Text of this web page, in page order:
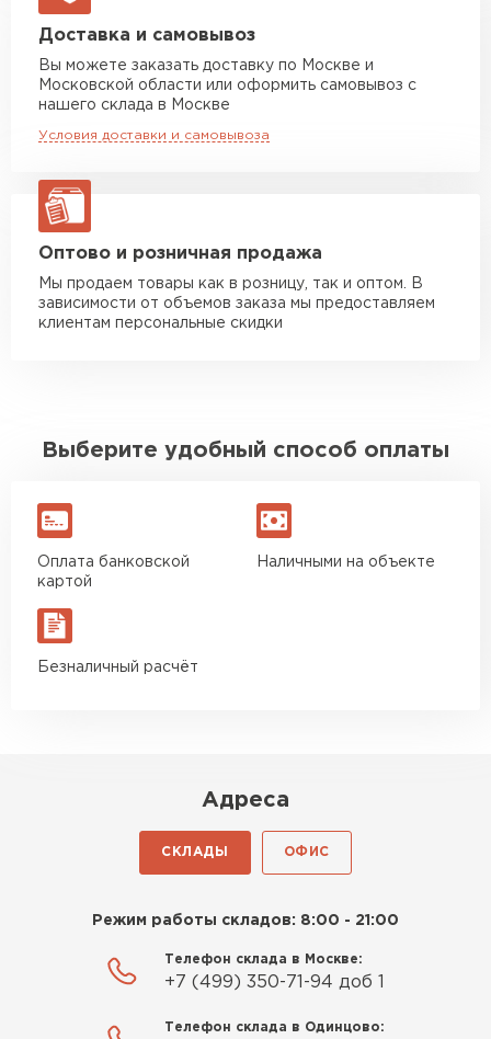
Машина до 20 тн до 80 м3
Манипулятор до 5 тн
макс. длина груза 6 м
от 7 000 руб
макс. длина груза 8 м
Манипулятор до 20 тн
макс. длина груза 13,5 м
ЗАКАЗАТЬ С ДОСТАВКОЙ
Доставка и самовывоз
Вы можете заказать доставку по Москве и
Московской области или оформить самовывоз с
нашего склада в Москве
Условия доставки и самовывоза
Оптово и розничная продажа
Мы продаем товары как в розницу, так и оптом. В
зависимости от объемов заказа мы предоставляем
клиентам персональные скидки
Выберите удобный способ оплаты
Оплата банковской
картой
Наличными на объекте
Безналичный расчёт
Адреса
СКЛАДЫ ОФИС
Режим работы складов: 8:00 - 21:00
Телефон склада в Москве:
+7 (499) 350-71-94 доб 1
Телефон склада в Одинцово: